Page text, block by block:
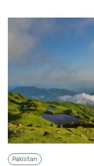
Pakistan